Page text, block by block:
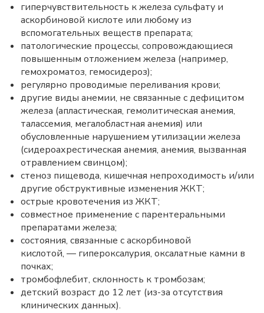
гиперчувствительность к железа сульфату и
аскорбиновой кислоте или любому из
вспомогательных веществ препарата;
патологические процессы, сопровождающиеся
повышенным отложением железа (например,
гемохроматоз, гемосидероз);
регулярно проводимые переливания крови;
другие виды анемии, не связанные с дефицитом
железа (апластическая, гемолитическая анемия,
талассемия, мегалобластная анемия) или
обусловленные нарушением утилизации железа
(сидероахрестическая анемия, анемия, вызванная
отравлением свинцом);
стеноз пищевода, кишечная непроходимость и/или
другие обструктивные изменения ЖКТ;
острые кровотечения из ЖКТ;
совместное применение с парентеральными
препаратами железа;
состояния, связанные с аскорбиновой
кислотой, — гипероксалурия, оксалатные камни в
почках;
тромбофлебит, склонность к тромбозам;
детский возраст до 12 лет (из-за отсутствия
клинических данных).